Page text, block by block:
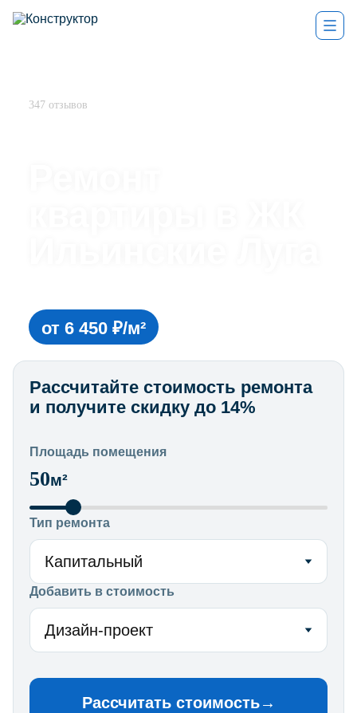
347 отзывов
от 6 450 ₽/м²
Рассчитайте стоимость ремонта
и получите скидку до 14%
Площадь помещения
50м²
Тип ремонта
Капитальный
Добавить в стоимость
Дизайн-проект
Рассчитать стоимость→